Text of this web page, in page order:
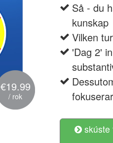
€19.99
/ rok
Så - du
kunskap
Vilken
'Dag 2'
skúste